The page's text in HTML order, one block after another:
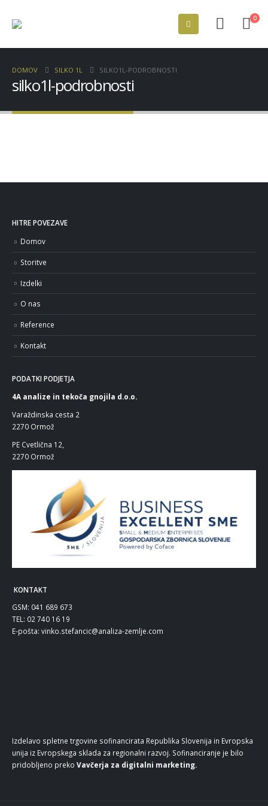
0
DOMOV SILKO 1L SILKO1L-PODROBNOSTI
silko1l-podrobnosti
HITRE POVEZAVE
Domov
Storitve
Izdelki
O nas
Reference
Kontakt
PODATKI PODJETJA
4A analize in tekoča gnojila d.o.o.
Varaždinska cesta 2
2270 Ormož
PE Cvetlična 12,
2270 Ormož
KONTAKT
GSM: 041 689 673
TEL: 02 740 16 19
E-pošta: vinko.stefancic@analiza-zemlje.com
Izdelavo spletne trgovine sofinancirata Republika Slovenija in Evropska
unija iz Evropskega sklada za regionalni razvoj. Sofinanciranje je bilo
pridobljeno preko Vavčerja za digitalni marketing.